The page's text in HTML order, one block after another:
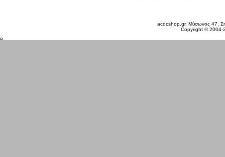
acdcshop.gr, Μύσωνος 47,
Copyright ©